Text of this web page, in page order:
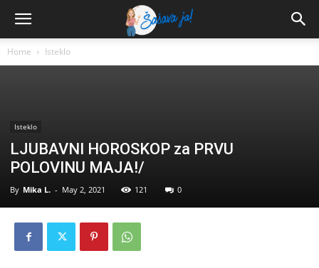
Home Isteklo
Isteklo
LJUBAVNI HOROSKOP za PRVU
POLOVINU MAJA!/
By Mika L. - May 2, 2021 121 0